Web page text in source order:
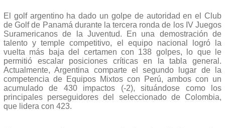
El golf argentino ha dado un golpe de autoridad en el Club
de Golf de Panamá durante la tercera ronda de los IV Juegos
Suramericanos de la Juventud. En una demostración de
talento y temple competitivo, el equipo nacional logró la
vuelta más baja del certamen con 138 golpes, lo que le
permitió escalar posiciones críticas en la tabla general.
Actualmente, Argentina comparte el segundo lugar de la
competencia de Equipos Mixtos con Perú, ambos con un
acumulado de 430 impactos (-2), situándose como los
principales perseguidores del seleccionado de Colombia,
que lidera con 423.